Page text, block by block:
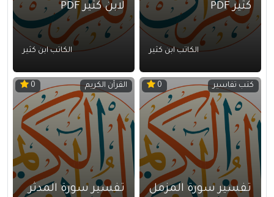
كثير PDF
الكاتب ابن كثير
لابن كثير PDF
الكاتب ابن كثير
كتب تفاسير 0
تفسير سورة المزمل
القرآن الكريم 0
تفسير سورة المدثر